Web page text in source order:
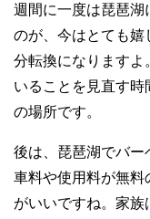
週間に一度は琵琶湖
のが、今はとても嬉
分転換になりますよ
いることを見直す時
の場所です。
後は、琵琶湖でバー
車料や使用料が無料
がいいですね。家